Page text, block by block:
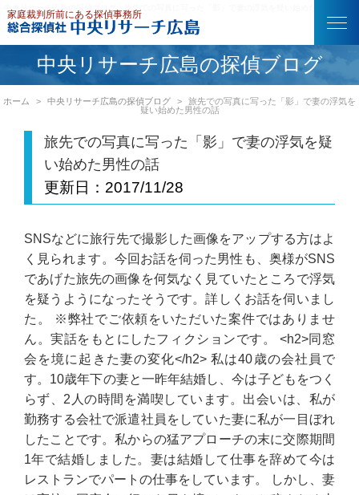
中央リサーチ広島の探偵ブログ
ホーム 中央リサーチ広島の探偵ブログ
旅先での写真に写った「影」で妻の浮気を
疑い始めた男性の話
旅先での写真に写った「影」で妻の浮気を疑
い始めた男性の話
更新日： 2017/11/28
SNSなどに旅行先で撮影した画像をアップする方はよ
く見られます。今回お話を伺った男性も、奥様がSNS
であげた旅先の画像を何気なく見ていたところで浮気
を疑うようになったそうです。詳しくお話を伺いまし
た。 ※弊社でご依頼をいただいた案件ではありませ
ん。実話をもとにしたフィクションです。 <h2>同窓
会を境に起きた妻の変化</h2> 私は40歳の会社員で
す。10歳年下の妻と一昨年結婚し、今は子どもをつく
らず、2人の時間を満喫しています。出会いは、私が
勤務する会社で派遣社員をしていた妻に私が一目ぼれ
したことです。私からの猛アプローチの末に交際期間
1年で結婚しました。妻は結婚して仕事を辞めて今は
レストランでパートの仕事をしています。 しかし、妻